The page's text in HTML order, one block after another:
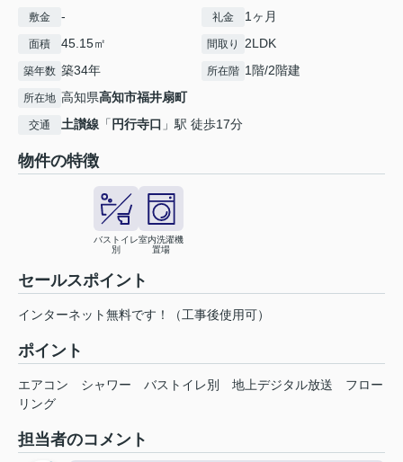
敷金 - 礼金 1ヶ月
面積 45.15㎡ 間取り 2LDK
築年数 築34年 所在階 1階/2階建
所在地 高知県高知市福井扇町
交通 土讃線 「 円行寺口 」駅 徒歩17分
物件の特徴
バストイレ
別
室内洗濯機
置場
セールスポイント
インターネット無料です！（工事後使用可）
ポイント
エアコン シャワー バストイレ別 地上デジタル放送
フロー
リング
担当者のコメント